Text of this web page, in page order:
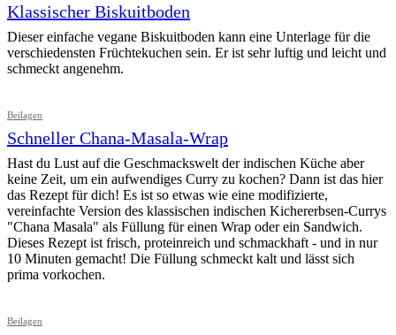
Klassischer Biskuitboden
Dieser einfache vegane Biskuitboden kann eine Unterlage für die
verschiedensten Früchtekuchen sein. Er ist sehr luftig und leicht und
schmeckt angenehm.
Beilagen
Schneller Chana-Masala-Wrap
Hast du Lust auf die Geschmackswelt der indischen Küche aber
keine Zeit, um ein aufwendiges Curry zu kochen? Dann ist das hier
das Rezept für dich! Es ist so etwas wie eine modifizierte,
vereinfachte Version des klassischen indischen Kichererbsen-Currys
"Chana Masala" als Füllung für einen Wrap oder ein Sandwich.
Dieses Rezept ist frisch, proteinreich und schmackhaft - und in nur
10 Minuten gemacht! Die Füllung schmeckt kalt und lässt sich
prima vorkochen.
Beilagen